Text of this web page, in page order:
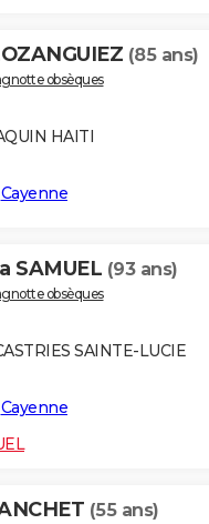
(85 ans)
obsèques
HAITI
Cayenne
SAMUEL (93 ans)
obsèques
SAINTE-LUCIE
Cayenne
(55 ans)